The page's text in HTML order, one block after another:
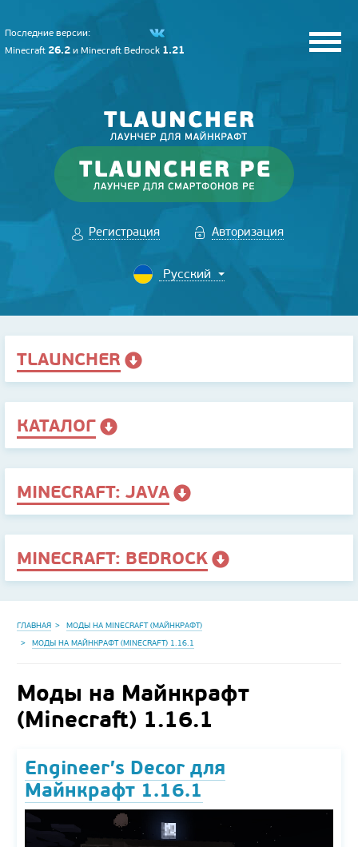
Последние версии:
Minecraft 26.2 и Minecraft Bedrock 1.21
Регистрация Авторизация
TLAUNCHER
КАТАЛОГ
MINECRAFT: JAVA
MINECRAFT: BEDROCK
ГЛАВНАЯ
МОДЫ НА MINECRAFT (МАЙНКРАФТ)
МОДЫ НА МАЙНКРАФТ (MINECRAFT) 1.16.1
Моды на Майнкрафт
(Minecraft) 1.16.1
Engineer’s Decor для
Майнкрафт 1.16.1